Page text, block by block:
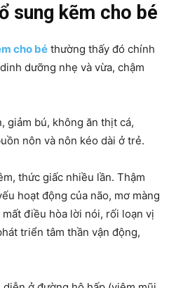
sung kẽm cho bé
cho bé thường thấy đó chính
dưỡng nhẹ và vừa, chậm
giảm bú, không ăn thịt cá,
nôn và nôn kéo dài ở trẻ.
thức giấc nhiều lần. Thậm
hoạt động của não, mơ màng
điều hòa lời nói, rối loạn vị
triển tâm thần vận động,